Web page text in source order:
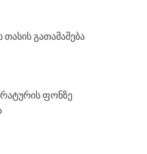
თასის გათამაშება
ფონზე